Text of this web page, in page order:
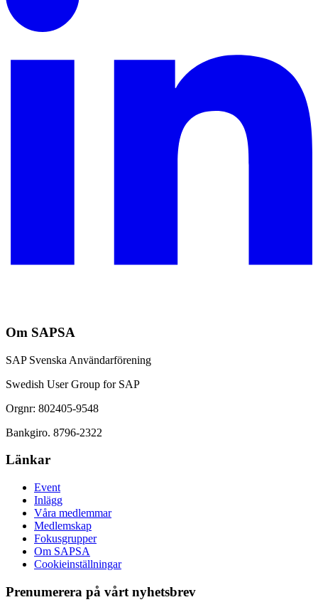
Om SAPSA
SAP Svenska Användarförening
Swedish User Group for SAP
Orgnr: 802405-9548
Bankgiro. 8796-2322
Länkar
Event
Inlägg
Våra medlemmar
Medlemskap
Fokusgrupper
Om SAPSA
Cookieinställningar
Prenumerera på vårt nyhetsbrev